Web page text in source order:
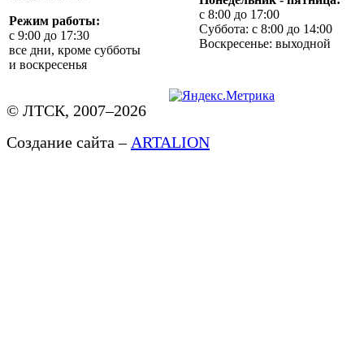
Режим работы:
с 9:00 до 17:30
все дни, кроме субботы
и воскресенья
с 8:00 до 17:00
Суббота: с 8:00 до 14:00
Воскресенье: выходной
© ЛТСК, 2007–2026
Создание сайта – ARTALION